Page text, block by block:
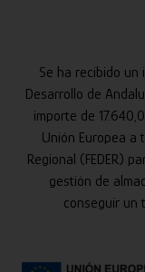
Se ha recibido un
Desarrollo de
importe de
Unión Europea a
Regional (FEDER)
gestión de
conseguir un